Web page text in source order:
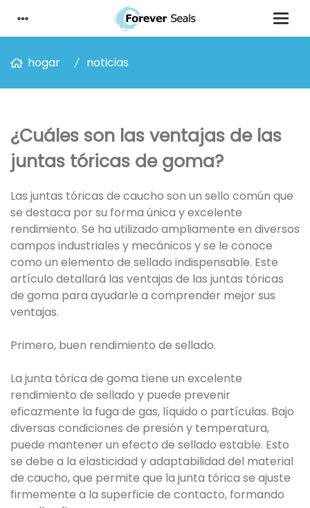
hogar noticias
¿Cuáles son las ventajas de las
juntas tóricas de goma?
Las juntas tóricas de caucho son un sello común que
se destaca por su forma única y excelente
rendimiento. Se ha utilizado ampliamente en diversos
campos industriales y mecánicos y se le conoce
como un elemento de sellado indispensable. Este
artículo detallará las ventajas de las juntas tóricas
de goma para ayudarle a comprender mejor sus
ventajas.
Primero, buen rendimiento de sellado.
La junta tórica de goma tiene un excelente
rendimiento de sellado y puede prevenir
eficazmente la fuga de gas, líquido o partículas. Bajo
diversas condiciones de presión y temperatura,
puede mantener un efecto de sellado estable. Esto
se debe a la elasticidad y adaptabilidad del material
de caucho, que permite que la junta tórica se ajuste
firmemente a la superficie de contacto, formando